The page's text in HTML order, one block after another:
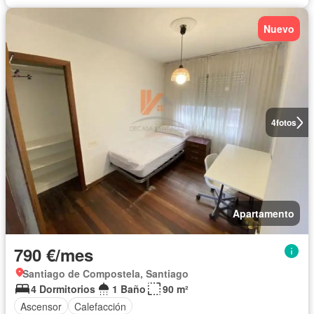
4fotos
Nuevo
Apartamento
790 €/mes
Santiago de Compostela, Santiago
4 Dormitorios
1 Baño
90 m²
Ascensor
Calefacción